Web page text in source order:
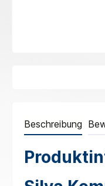
Beschreibung